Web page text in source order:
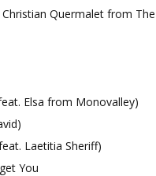
Quermalet from
Elsa from Monovalley)
Laetitia Sheriff)
You